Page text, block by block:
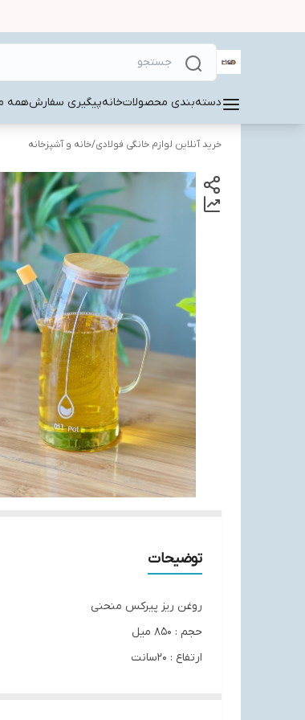
دسته‌بندی محصولاتخانهپیگیری سفارشهمه
خرید آنلاین لوازم خانگی فولادی/خانه و آشپزخانه
توضیحات
روغن ریز پیرکس منحنی
حجم : 850 میل
ارتفاع : 20سانت